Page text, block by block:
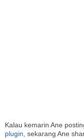
Kalau kemarin Ane
plugin , sekarang Ane